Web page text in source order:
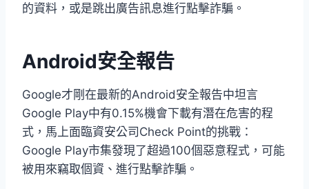
的資料，或是跳出廣告訊息進行點擊詐騙。
Android安全報告
Google才剛在最新的Android安全報告中坦言
Google Play中有0.15%機會下載有潛在危害的程
式，馬上面臨資安公司Check Point的挑戰：
Google Play市集發現了超過100個惡意程式，可能
被用來竊取個資、進行點擊詐騙。